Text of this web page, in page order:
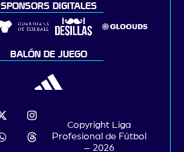
SPONSORS DIGITALES
BALÓN DE JUEGO
Copyright Liga
Profesional de Fútbol
– 2026